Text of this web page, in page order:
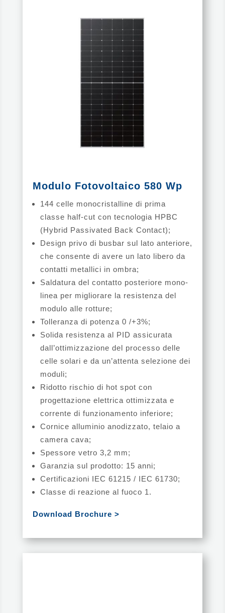
Modulo Fotovoltaico 580 Wp
144 celle monocristalline di prima
classe half-cut con tecnologia HPBC
(Hybrid Passivated Back Contact);
Design privo di busbar sul lato anteriore,
che consente di avere un lato libero da
contatti metallici in ombra;
Saldatura del contatto posteriore mono-
linea per migliorare la resistenza del
modulo alle rotture;
Tolleranza di potenza 0 /+3%;
Solida resistenza al PID assicurata
dall’ottimizzazione del processo delle
celle solari e da un’attenta selezione dei
moduli;
Ridotto rischio di hot spot con
progettazione elettrica ottimizzata e
corrente di funzionamento inferiore;
Cornice alluminio anodizzato, telaio a
camera cava;
Spessore vetro 3,2 mm;
Garanzia sul prodotto: 15 anni;
Certificazioni IEC 61215 / IEC 61730;
Classe di reazione al fuoco 1.
Download Brochure >